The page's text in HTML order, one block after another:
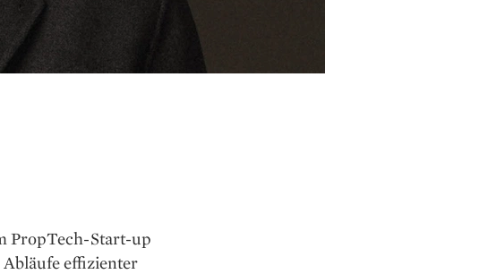
PropTech-Start-up
Abläufe effizienter